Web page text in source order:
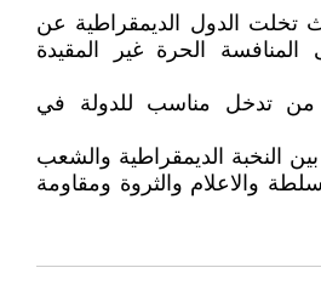
تخلت الدول الديمقراطية عن
المنافسة الحرة غير المقيدة
من تدخل مناسب للدولة في
بين النخبة الديمقراطية والشعب
والاعلام والثروة ومقاومة